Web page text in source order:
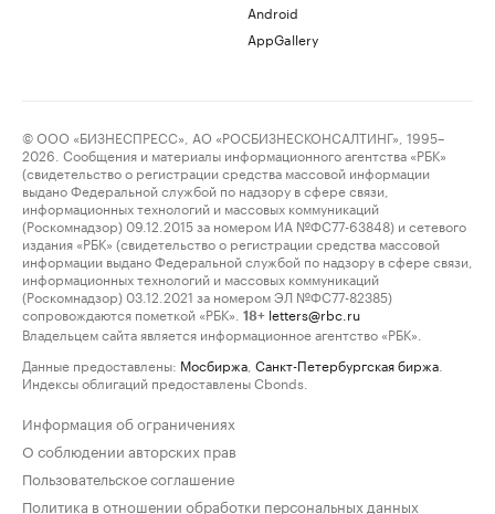
Android
AppGallery
© ООО «БИЗНЕСПРЕСС», АО «РОСБИЗНЕСКОНСАЛТИНГ», 1995–
2026. Сообщения и материалы информационного агентства «РБК»
(свидетельство о регистрации средства массовой информации
выдано Федеральной службой по надзору в сфере связи,
информационных технологий и массовых коммуникаций
(Роскомнадзор) 09.12.2015 за номером ИА №ФС77-63848) и сетевого
издания «РБК» (свидетельство о регистрации средства массовой
информации выдано Федеральной службой по надзору в сфере связи,
информационных технологий и массовых коммуникаций
(Роскомнадзор) 03.12.2021 за номером ЭЛ №ФС77-82385)
сопровождаются пометкой «РБК».
18+ letters@rbc.ru
Владельцем сайта является информационное агентство «РБК».
Данные предоставлены: Мосбиржа Санкт-Петербургская биржа
Индексы облигаций предоставлены Cbonds.
Информация об ограничениях
О соблюдении авторских прав
Пользовательское соглашение
Политика в отношении обработки персональных данных